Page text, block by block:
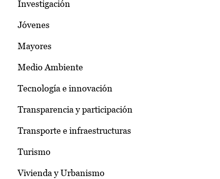
Investigación
Jóvenes
Mayores
Medio Ambiente
Tecnología e innovación
Transparencia y participación
Transporte e infraestructuras
Turismo
Vivienda y Urbanismo